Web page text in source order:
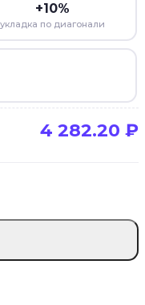
+10%
укладка по диагонали
4 282.20 ₽